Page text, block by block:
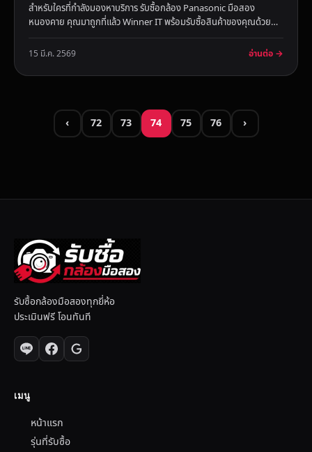
สำหรับใครที่กำลังมองหาบริการ รับซื้อกล้อง Panasonic มือสอง
หนองคาย คุณมาถูกที่แล้ว Winner IT พร้อมรับซื้อสินค้าของคุณด้วย
ราคา...
15 มี.ค. 2569 อ่านต่อ →
‹ 72 73 74 75 76 ›
รับซื้อกล้องมือสองทุกยี่ห้อ
ประเมินฟรี โอนทันที
เมนู
หน้าแรก
รุ่นที่รับซื้อ